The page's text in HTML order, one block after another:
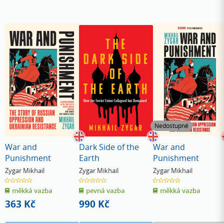
War and
Punishment
Zygar Mikhail
0.0
z
5
hvězdiček
měkká vazba
363 Kč
Dark Side of the
Earth
Zygar Mikhail
0.0
z
5
hvězdiček
pevná vazba
990 Kč
Nedostupné
War and
Punishment
Zygar Mikhail
0.0
z
5
hvězdiček
měkká vazba